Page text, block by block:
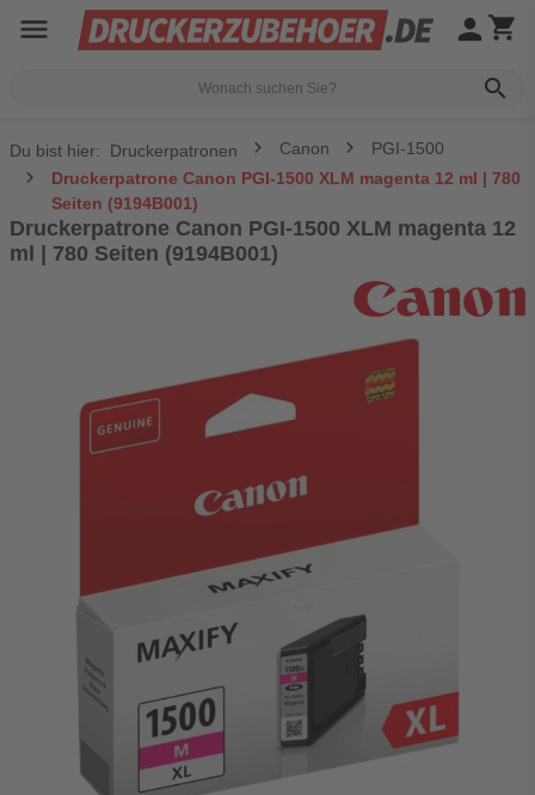
menu
search
person shopping_cart
Du bist hier: Druckerpatronen Canon
PGI-1500
Druckerpatrone Canon PGI-1500 XLM magenta 12 ml | 780
Seiten (9194B001)
Druckerpatrone Canon PGI-1500 XLM magenta 12
ml | 780 Seiten (9194B001)